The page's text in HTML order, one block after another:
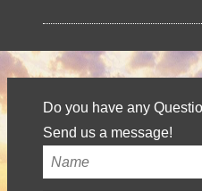
Do you have any
Send us a message!
Your
name*